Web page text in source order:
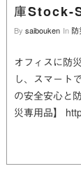
庫Stock-
By saibouken In
オフィスに防
し、スマート
の安全安心と
災専用品】